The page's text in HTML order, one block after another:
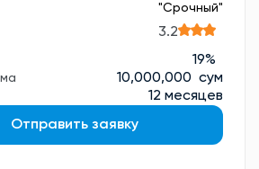
"Срочный"
3.2
19%
10,000,000 сум
12 месяцев
Отправить заявку